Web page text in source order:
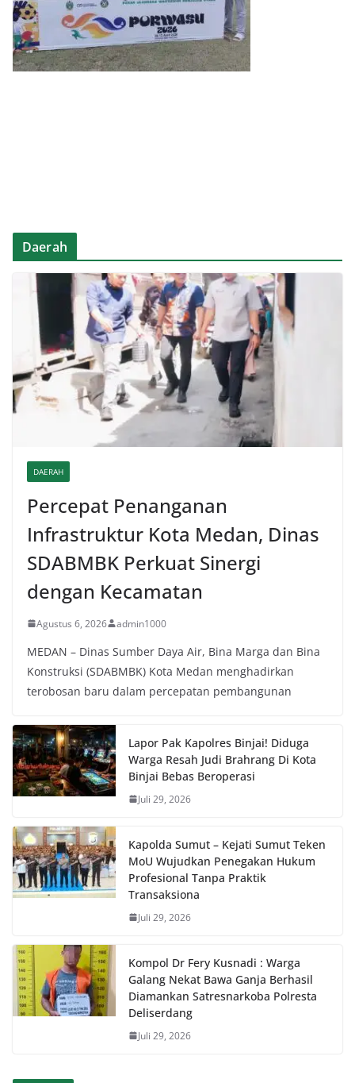
Daerah
DAERAH
Percepat Penanganan
Infrastruktur Kota Medan, Dinas
SDABMBK Perkuat Sinergi
dengan Kecamatan
Agustus 6, 2026 admin1000
MEDAN – Dinas Sumber Daya Air, Bina Marga dan Bina
Konstruksi (SDABMBK) Kota Medan menghadirkan
terobosan baru dalam percepatan pembangunan
Lapor Pak Kapolres Binjai! Diduga
Warga Resah Judi Brahrang Di Kota
Binjai Bebas Beroperasi
Juli 29, 2026
Kapolda Sumut – Kejati Sumut Teken
MoU Wujudkan Penegakan Hukum
Profesional Tanpa Praktik
Transaksiona
Juli 29, 2026
Kompol Dr Fery Kusnadi : Warga
Galang Nekat Bawa Ganja Berhasil
Diamankan Satresnarkoba Polresta
Deliserdang
Juli 29, 2026